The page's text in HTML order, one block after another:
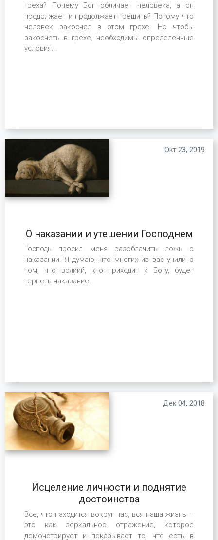
греха? Почему Бог обличает человека, а он
продолжает и продолжает грешить? Потому что
человек закоснел в этом грехе. Но чтобы
закоснеть в грехе, необходимы определенные
условия...
О наказании и утешении Господнем
Господь просил меня разоблачить ложь о
наказании. Я думаю, что многих из вас учили о
том, что всякий, кто приходит к Богу, будет
терпеть наказание.
Окт 23, 2019
Исцеление личности и поднятие
достоинства
Все, что находится вокруг нас, вся наша жизнь –
это как зеркальное отражение, которое
демонстрирует и показывает то, что есть в
Дек 04, 2018